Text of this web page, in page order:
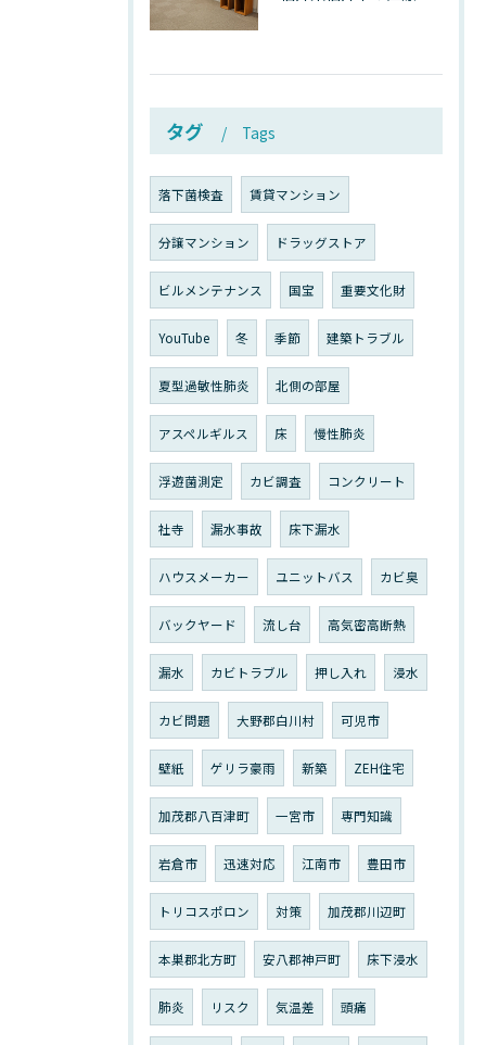
タグ Tags
落下菌検査 賃貸マンション
分譲マンション ドラッグストア
ビルメンテナンス 国宝 重要文化財
YouTube 冬 季節 建築トラブル
夏型過敏性肺炎 北側の部屋
アスペルギルス 床 慢性肺炎
浮遊菌測定 カビ調査 コンクリート
社寺 漏水事故 床下漏水
ハウスメーカー ユニットバス カビ臭
バックヤード 流し台 高気密高断熱
漏水 カビトラブル 押し入れ 浸水
カビ問題 大野郡白川村 可児市
壁紙 ゲリラ豪雨 新築 ZEH住宅
加茂郡八百津町 一宮市 専門知識
岩倉市 迅速対応 江南市 豊田市
トリコスポロン 対策 加茂郡川辺町
本巣郡北方町 安八郡神戸町 床下浸水
肺炎 リスク 気温差 頭痛